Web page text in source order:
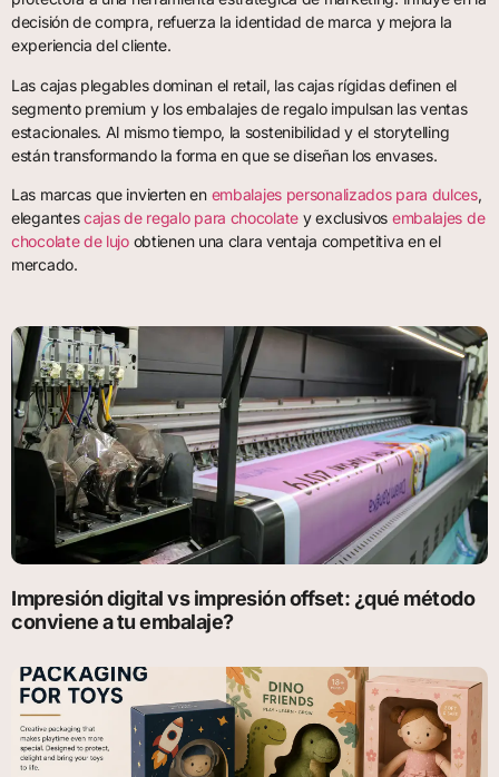
decisión de compra, refuerza la identidad de marca y mejora la
experiencia del cliente.
Las cajas plegables dominan el retail, las cajas rígidas definen el
segmento premium y los embalajes de regalo impulsan las ventas
estacionales. Al mismo tiempo, la sostenibilidad y el storytelling
están transformando la forma en que se diseñan los envases.
Las marcas que invierten en embalajes personalizados para dulces,
elegantescajas de regalo para chocolate y exclusivos embalajes de
chocolate de lujoobtienen una clara ventaja competitiva en el
mercado.
Impresión digital vs impresión offset: ¿qué método
conviene a tu embalaje?